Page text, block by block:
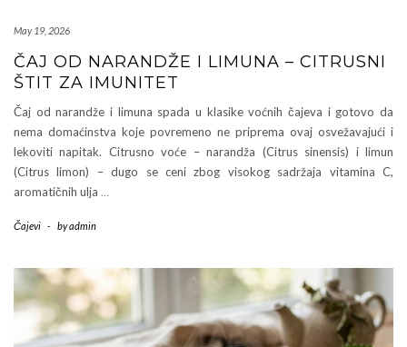
May 19, 2026
ČAJ OD NARANDŽE I LIMUNA – CITRUSNI
ŠTIT ZA IMUNITET
Čaj od narandže i limuna spada u klasike voćnih čajeva i gotovo da
nema domaćinstva koje povremeno ne priprema ovaj osvežavajući i
lekoviti napitak. Citrusno voće – narandža (Citrus sinensis) i limun
(Citrus limon) – dugo se ceni zbog visokog sadržaja vitamina C,
aromatičnih ulja …
Čajevi - byadmin